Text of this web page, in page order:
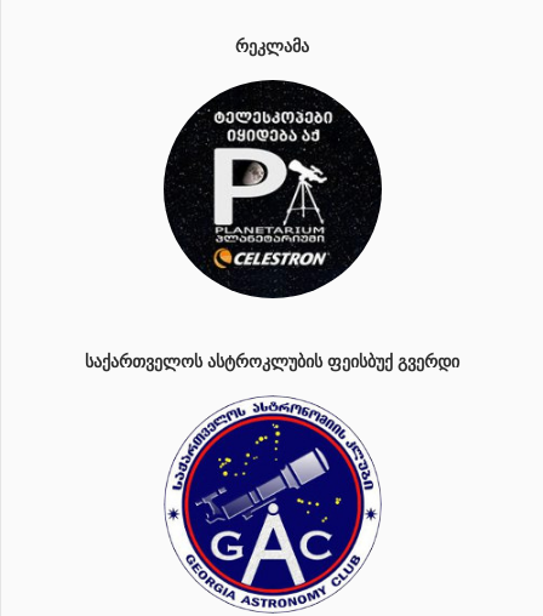
ᲠᲔᲙᲚᲐᲛᲐ
ᲡᲐᲥᲐᲠᲗᲕᲔᲚᲝᲡ ᲐᲡᲢᲠᲝᲙᲚᲣᲑᲘᲡ ᲤᲔᲘᲡᲑᲣᲥ ᲒᲕᲔᲠᲓᲘ